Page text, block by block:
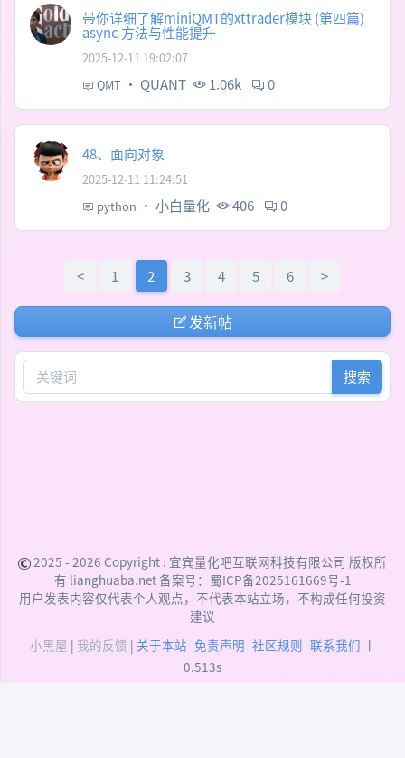
带你详细了解miniQMT的xttrader模块 (第四篇)
async 方法与性能提升
2025-12-11 19:02:07
QMT · QUANT 1.06k 0
48、面向对象
2025-12-11 11:24:51
python · 小白量化 406 0
< 1 2 3 4 5 6 >
发新帖
搜索
2025 - 2026 Copyright : 宜宾量化吧互联网科技有限公司 版权所
有 lianghuaba.net 备案号： 蜀ICP备2025161669号-1
用户发表内容仅代表个人观点，不代表本站立场，不构成任何投资
建议
小黑屋 | 我的反馈 | 关于本站 免责声明 社区规则 联系我们 丨
0.513s